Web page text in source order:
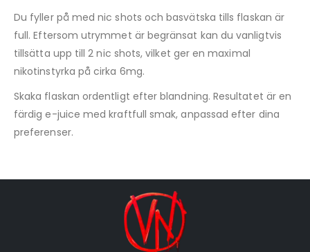
Du fyller på med nic shots och basvätska tills flaskan är
full. Eftersom utrymmet är begränsat kan du vanligtvis
tillsätta upp till 2 nic shots, vilket ger en maximal
nikotinstyrka på cirka 6mg.
Skaka flaskan ordentligt efter blandning. Resultatet är en
färdig e-juice med kraftfull smak, anpassad efter dina
preferenser.